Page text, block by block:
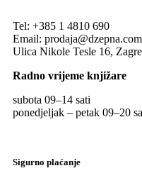
Tel: +385 1 4810 690
Email: prodaja@dzepna.com
Ulica Nikole Tesle 16,
Radno vrijeme knjižare
subota 09–14 sati
ponedjeljak – petak 09–20
Sigurno plaćanje